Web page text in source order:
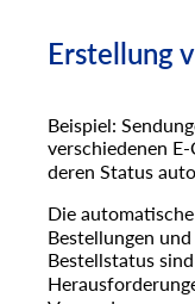
Erstellung
Beispiel:
verschiedenen
deren Status
Die
Bestellungen
Bestellstatus